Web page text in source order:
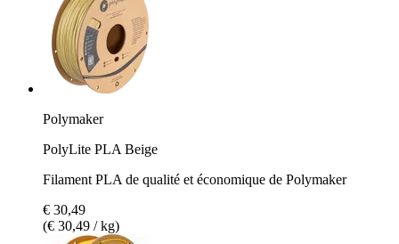
Polymaker
PolyLite PLA Beige
Filament PLA de qualité et économique de Polymaker
€ 30,49
(€ 30,49 / kg)